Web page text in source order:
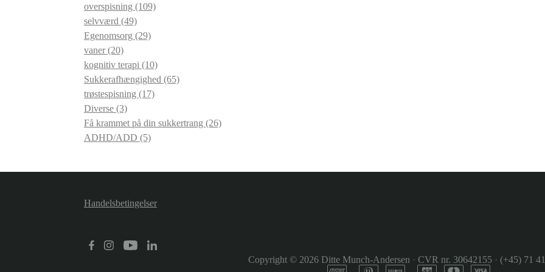
overspisning (109)
selvværd (49)
Egenomsorg (29)
vaner(20)
kognitiv terapi (10)
Sukkerafhængighed (65)
trøstespisning (17)
Diverse (3)
Få krammet på din sukkertrang (26)
ADHD/ADD (5)
Handelsbetingelser
Copyright © 2026 Ditte Munch-Andersen · CVR nr. 30642155 · (+45) 71